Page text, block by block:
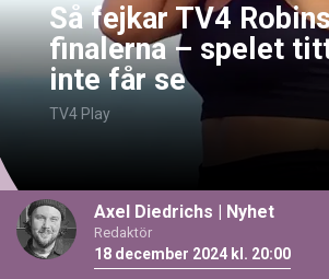
Så fejkar TV4
finalerna – spelet
inte får se
TV4 Play
Axel Diedrichs | Nyhet
Redaktör
18 december 2024 kl. 20:00